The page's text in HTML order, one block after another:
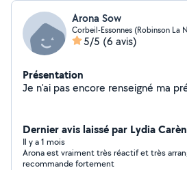
Arona Sow
Corbeil-Essonnes (Robinson La
5/5 (6 avis)
Présentation
Je n'ai
Dernier avis laissé par Lydia
Il y a 1 mois
Arona est vraiment très réactif et très
recommande fortement